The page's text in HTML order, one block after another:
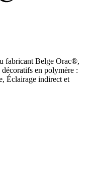
fabricant Belge Orac®,
en polymère :
Éclairage indirect et